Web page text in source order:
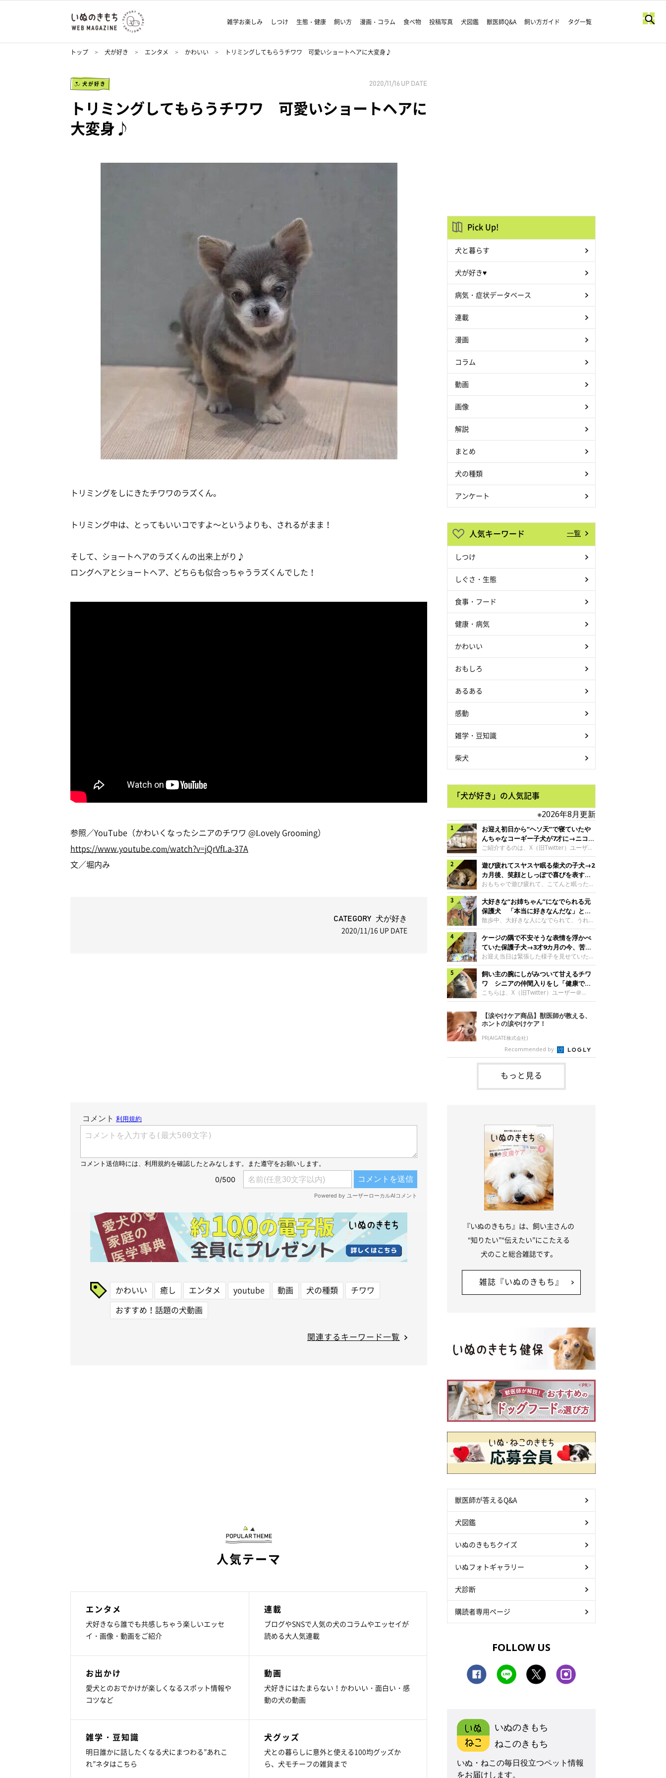
雑学お楽しみ しつけ 生態・健康 飼い方 漫画・コラム 食べ物 投稿写真 犬図鑑 獣医師Q&A 飼い方ガイド タグ一覧
トップ 犬が好き エンタメ かわいい トリミングしてもらうチワワ 可愛いショートヘアに大変身♪
犬が好き 2020/11/16 UP DATE
トリミングしてもらうチワワ 可愛いショートヘアに
大変身♪
トリミングをしにきたチワワのラズくん。
トリミング中は、とってもいいコですよ～というよりも、されるがまま！
そして、ショートヘアのラズくんの出来上がり♪
ロングヘアとショートヘア、どちらも似合っちゃうラズくんでした！
参照／YouTube（かわいくなったシニアのチワワ @Lovely Grooming）
https://www.youtube.com/watch?v=jQrVfLa-37A
文／堀内み
CATEGORY 犬が好き
2020/11/16 UP DATE
かわいい 癒し エンタメ youtube 動画 犬の種類
チワワ
おすすめ！話題の犬動画
関連するキーワード一覧
人気テーマ
エンタメ
犬好きなら誰でも共感しちゃう楽しいエッセ
イ・画像・動画をご紹介
連載
ブログやSNSで人気の犬のコラムやエッセイが
読める大人気連載
お出かけ
愛犬とのおでかけが楽しくなるスポット情報や
コツなど
動画
犬好きにはたまらない！かわいい・面白い・感
動の犬の動画
雑学・豆知識
明日誰かに話したくなる犬にまつわる”あれこ
れ”ネタはこちら
犬グッズ
犬との暮らしに意外と使える100均グッズか
ら、犬モチーフの雑貨まで
Pick Up!
犬と暮らす
犬が好き♥
病気・症状データベース
連載
漫画
コラム
動画
画像
解説
まとめ
犬の種類
アンケート
人気キーワード 一覧
しつけ
しぐさ・生態
食事・フード
健康・病気
かわいい
おもしろ
あるある
感動
雑学・豆知識
柴犬
「犬が好き」の人気記事
※2026年8月更新
お迎え初日から“ヘソ天”で寝ていたや
んちゃなコーギー子犬が7才に→ニコニ
コ“コーギースマイル”が魅力のコに成
長！
ご紹介するのは、X（旧Twitter）ユーザー
＠Kus1oKg2vsgdWS2さんの愛犬でウェル
シュ・コーギー・ペンブロークの神楽ちゃ
ん。今年の8月で7才になるという神楽ちゃ
んですが、いったいどんな子犬時代を過ご
したのでしょうか。今回は、神楽ちゃんの
成長を飼い主さんと振り返ります！神楽ち
ゃんの成長について聞いた！お迎えから数
日後の神楽ちゃん（撮影時生後2カ月）＠
Kus1oKg2vsgdWS2――お迎え当初の神楽
ちゃんの様子について教えてください。飼
い主さん： 「お迎え当日から“ヘソ天”で寝
るようなコでし
遊び疲れてスヤスヤ眠る柴犬の子犬→2
カ月後、笑顔としっぽで喜びを表すコ
に成長！
おもちゃで遊び疲れて、こてんと眠った子
犬。あれから2カ月、表情や行動にさまざ
まな変化が見られるようになりました。遊
び疲れて眠る生後2カ月のなっちゃん遊び
疲れた様子のなっちゃん。@Pkndg_紹介
するのは、X（旧Twitter）ユーザー
@Pkndg_さんの愛犬・なっちゃん（取材
時、生後4カ月／柴犬）。こちらの写真
は、なっちゃんが生後2カ月のころに撮影
された一枚です。この日、なっちゃんは家
族と一緒におもちゃで遊んでいました。た
くさん遊んで疲れたのか、その後は眠り始
めたそうです。眠るなっちゃん。
@Pkndg_
大好きな“お姉ちゃん”になでられる元
保護犬 「本当に好きなんだな」と感
じる表情にほっこり
散歩中、大好きな人になでられて、うれし
そうな表情を見せる元保護犬。甘えるよう
な姿に、見ているこちらまでほっこりしま
す。大好きな“お姉ちゃん”に甘える小次郎
くん妹さんになでてもらい、うれしそうな
表情を見せる小次郎くん（2026年6月撮
影）。@mika_Jimmy紹介するのは、X（旧
Twitter）ユーザー@mika_Jimmyさんの愛
犬・小次郎くん（撮影時5才）。こちら
は、飼い主さんの妹さんと一緒に散歩をし
日、飼い主さんは実家から自宅へ帰る途
中、妹さんと公園で待ち合わせ
ケージの隅で不安そうな表情を浮かべ
ていた保護子犬→3才9カ月の今、苦手
を克服し頼もしいコに成長！
お迎え当日は緊張した様子を見せていた元
野犬の保護子犬。あれから約3年半、苦手
だったことを一つひとつ克服し、家族に寄
り添う姿を見せています。お迎え当日、ケ
ージの隅で不安そうにお迎え当日のシルビ
アちゃん。@nemonemotos今回紹介する
のは、X（旧Twitter）ユーザー
@nemonemotosさんの愛犬・シルビアち
ゃん（撮影当時、生後推定2カ月）。飼い
主さんが「#最初に撮った一枚」として投
稿した写真には、ケージの隅で不安そうな
表情を浮かべるシルビアちゃんの姿が写っ
ていました。こちらは、保護犬だったシル
飼い主の腕にしがみついて甘えるチワ
ワ シニアの仲間入りをし「健康で穏
やかな暮らしが続いてほしい」と願う
こちらは、X（旧Twitter）ユーザー＠
kotubusuke617さんが投稿した写真。写
っているのは、愛犬でチワワのつぶしゃん
（本名：こつぶちゃん）です。飼い主さん
の腕にしがみつくつぶしゃん（撮影時6
才）＠kotubusuke617撮影当時の状況に
ついて伺うと、飼い主さんはこう教えてく
れました。飼い主さん： 「ある休日のこ
とです。私がソファに座った途端にひざの
上にのってきたので、そのままなでながら
テレビを見ていたのですが、微動だにしな
いので気になって見てみると、腕にしがみ
【涙やけケア商品】獣医師が教える、
ホントの涙やけケア！
PR(AIGATE株式会社)
Recommended by
もっと見る
『いぬのきもち』は、飼い主さんの
“知りたい”“伝えたい”にこたえる
犬のこと総合雑誌です。
雑誌『いぬのきもち』
獣医師が答えるQ&A
犬図鑑
いぬのきもちクイズ
いぬフォトギャラリー
犬診断
購読者専用ページ
FOLLOW US
いぬのきもち
ねこのきもち
いぬ・ねこの毎日役立つペット情報
をお届けします。